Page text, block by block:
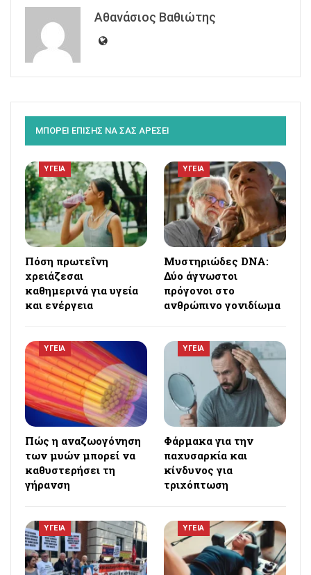
Αθανάσιος Βαθιώτης
ΜΠΟΡΕΙ ΕΠΙΣΗΣ ΝΑ ΣΑΣ ΑΡΕΣΕΙ
ΥΓΕΙΑ
Πόση πρωτεΐνη
χρειάζεσαι
καθημερινά για υγεία
και ενέργεια
ΥΓΕΙΑ
Μυστηριώδες DNA:
Δύο άγνωστοι
πρόγονοι στο
ανθρώπινο γονιδίωμα
ΥΓΕΙΑ
Πώς η αναζωογόνηση
των μυών μπορεί να
καθυστερήσει τη
γήρανση
ΥΓΕΙΑ
Φάρμακα για την
παχυσαρκία και
κίνδυνος για
τριχόπτωση
ΥΓΕΙΑ ΥΓΕΙΑ